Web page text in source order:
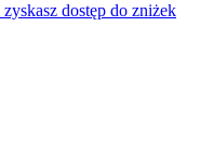
dostęp do zniżek